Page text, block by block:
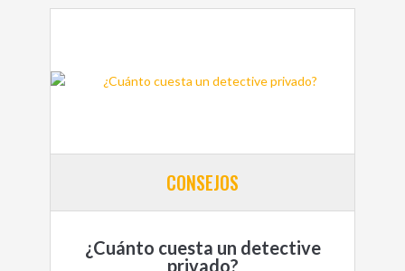
CONSEJOS
¿Cuánto cuesta un detective
privado?